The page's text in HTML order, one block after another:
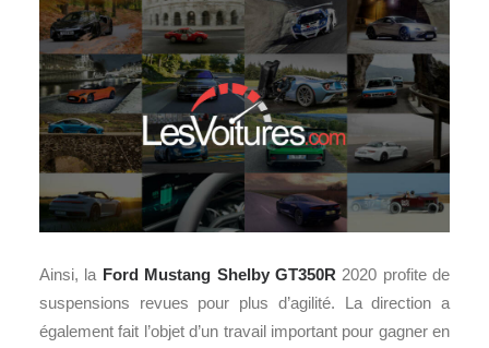
Ainsi, la Ford Mustang Shelby GT350R 2020 profite de
suspensions revues pour plus d’agilité. La direction a
également fait l’objet d’un travail important pour gagner en